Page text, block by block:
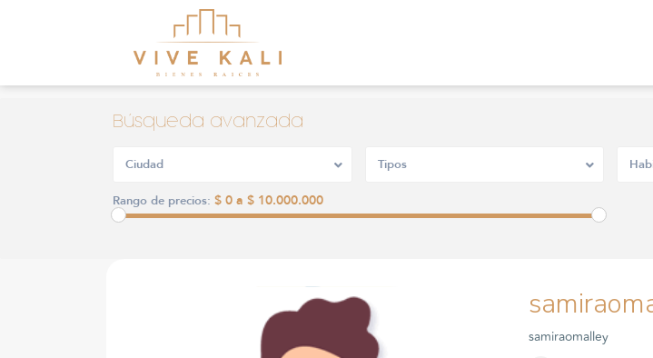
Búsqueda avanzada
Ciudad Tipos
Rango de precios: $ 0 a $ 10.000.000
samiraomalley